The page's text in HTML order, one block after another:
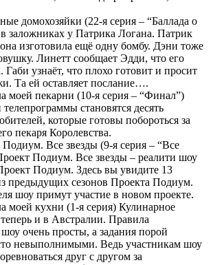
домохозяйки (22-я серия – “Баллада о
заложниках у Патрика Логана. Патрик
изготовила ещё одну бомбу. Дэни тоже
Линетт сообщает Эдди, что его
Габи узнаёт, что плохо готовит и просит
Та ей оставляет послание….
моей пекарни (10-я серия – “Финал”)
становятся десять
которые готовы побороться за
пекаря Королевства.
Все звезды (9-я серия – “Все
Подиум. Все звезды – реалити шоу
Подиум. Здесь вы увидите 13
предыдущих сезонов Проекта Подиум.
шоу примут участие в новом проекте.
моей кухни (1-я серия) Кулинарное
и в Австралии. Правила
очень просты, а задания порой
невыполнимыми. Ведь участникам шоу
друг с другом за